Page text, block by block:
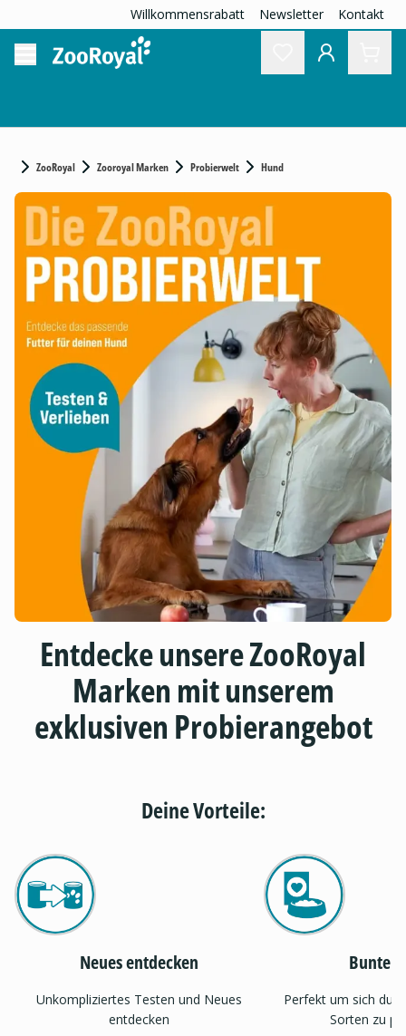
Willkommensrabatt Newsletter Kontakt
ZooRoyal Zooroyal Marken Probierwelt Hund
Entdecke unsere ZooRoyal
Marken mit unserem
exklusiven Probierangebot
Deine Vorteile:
Neues entdecken
Unkompliziertes Testen und Neues
entdecken
Bunter
Perfekt um sich
Sorten zu